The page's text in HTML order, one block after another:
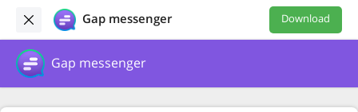
Gap messenger Download
Gap messenger